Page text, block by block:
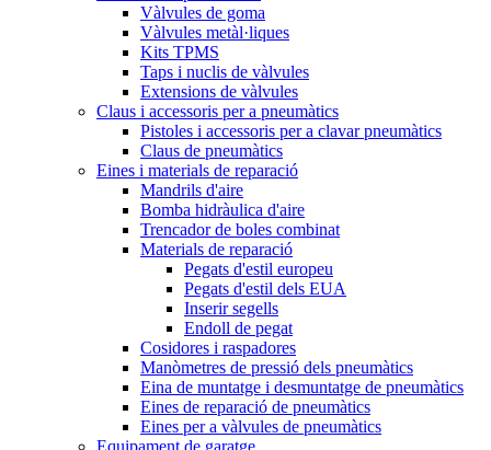
Vàlvules de goma
Vàlvules metàl·liques
Kits TPMS
Taps i nuclis de vàlvules
Extensions de vàlvules
Claus i accessoris per a pneumàtics
Pistoles i accessoris per a clavar pneumàtics
Claus de pneumàtics
Eines i materials de reparació
Mandrils d'aire
Bomba hidràulica d'aire
Trencador de boles combinat
Materials de reparació
Pegats d'estil europeu
Pegats d'estil dels EUA
Inserir segells
Endoll de pegat
Cosidores i raspadores
Manòmetres de pressió dels pneumàtics
Eina de muntatge i desmuntatge de pneumàtics
Eines de reparació de pneumàtics
Eines per a vàlvules de pneumàtics
Equipament de garatge